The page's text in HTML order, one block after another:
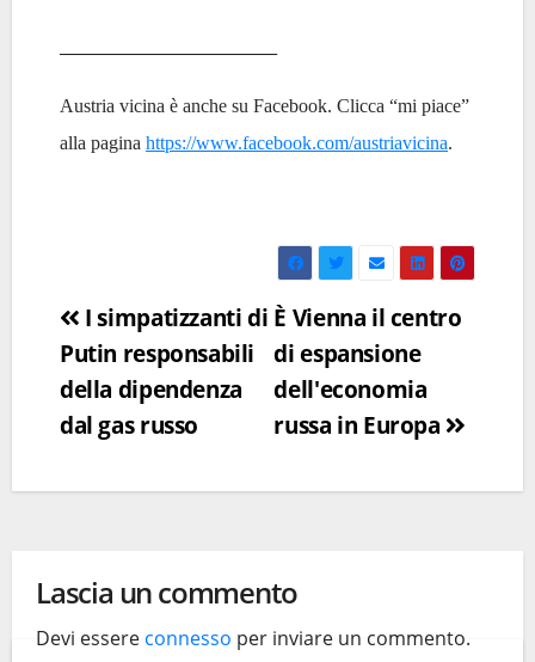
Austria vicina è anche su Facebook. Clicca “mi piace”
alla pagina https://www.facebook.com/austriavicina.
Navigazione
articoli
È Vienna il centro
di espansione
dell'economia
russa in Europa
I simpatizzanti di
Putin responsabili
della dipendenza
dal gas russo
Lascia un commento
Devi essere connesso per inviare un commento.